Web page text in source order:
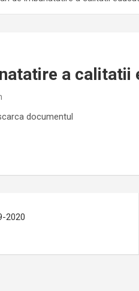
a calitatii
documentul
2020